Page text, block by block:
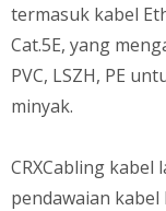
termasuk kabel
Cat.5E, yang
PVC, LSZH, PE
minyak.
CRXCabling
pendawaian